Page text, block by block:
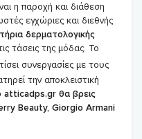
η παροχή και διάθεση
εγχώριες και διεθνής
δερματολογικής
τάσεις της μόδας. Το
συνεργασίες με τους
την αποκλειστική
atticadps.gr θα βρεις
Beauty, Giorgio Armani